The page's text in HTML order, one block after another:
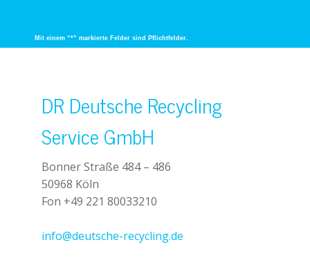
Mit einem “*” markierte Felder sind Pflichtfelder.
DR Deutsche Recycling
Service GmbH
Bonner Straße 484 – 486
50968 Köln
Fon +49 221 80033210
info@deutsche-recycling.de